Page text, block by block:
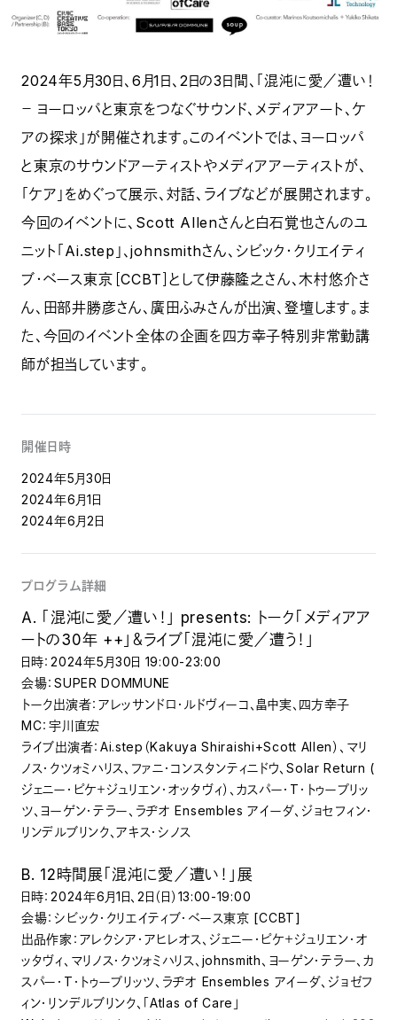
2024年5月30日、6月1日、2日の3日間、「混沌に愛／遭い！
－ ヨーロッパと東京をつなぐサウンド、メディアアート、ケ
アの探求」が開催されます。このイベントでは、ヨーロッパ
と東京のサウンドアーティストやメディアアーティストが、
「ケア」をめぐって展示、対話、ライブなどが展開されます。
今回のイベントに、Scott Allenさんと白石覚也さんのユ
ニット「Ai.step」、johnsmithさん、シビック・クリエイティ
ブ・ベース東京［CCBT］として伊藤隆之さん、木村悠介さ
ん、田部井勝彦さん、廣田ふみさんが出演、登壇します。ま
た、今回のイベント全体の企画を四方幸子特別非常勤講
師が担当しています。
開催日時
2024年5月30日
2024年6月1日
2024年6月2日
プログラム詳細
A. 「混沌に愛／遭い！」 presents: トーク「メディアア
ートの30年 ++」＆ライブ「混沌に愛／遭う！」
日時：2024年5月30日 19:00-23:00
会場：SUPER DOMMUNE
トーク出演者：アレッサンドロ・ルドヴィーコ、畠中実、四方幸子
MC：宇川直宏
ライブ出演者：Ai.step（Kakuya Shiraishi+Scott Allen）、マリ
ノス・クツォミハリス、ファニ・コンスタンティニドウ、Solar Return (
ジェニー・ピケ＋ジュリエン・オッタヴィ）、カスパー・T・トゥープリッ
ツ、ヨーゲン・テラー、ラヂオ Ensembles アイーダ、ジョセフィン・
リンデルブリンク、アキス・シノス
B. 12時間展「混沌に愛／遭い！」展
日時：2024年6月1日、2日（日）13:00-19:00
会場：シビック・クリエイティブ・ベース東京 [CCBT]
出品作家：アレクシア・アヒレオス、ジェニー・ピケ＋ジュリエン・オ
ッタヴィ、マリノス・クツォミハリス、johnsmith、ヨーゲン・テラー、カ
スパー・T・トゥープリッツ、ラヂオ Ensembles アイーダ、ジョゼフ
ィン・リンデルブリンク、「Atlas of Care」